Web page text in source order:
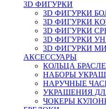
3D ФИГУРКИ
3D ФИГУРКИ
3D ФИГУРКИ
3D ФИГУРКИ
3D ФИГУРКИ
3D ФИГУРКИ
АКСЕССУАРЫ
КОЛЬЦА
НАБОРЫ
НАРУЧНЫЕ
УКРАШЕНИЯ
ЧОКЕРЫ